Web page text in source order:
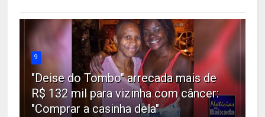
9
"Deise do Tombo" arrecada mais de
R$ 132 mil para vizinha com câncer:
"Comprar a casinha dela"